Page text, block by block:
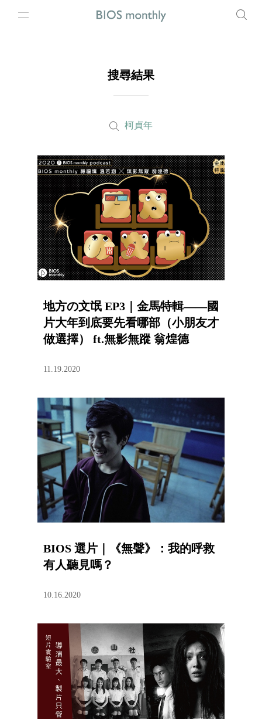
搜尋結果
柯貞年
地方の文氓 EP3｜金馬特輯——國
片大年到底要先看哪部（小朋友才
做選擇） ft.無影無蹤 翁煌德
11.19.2020
BIOS 選片｜《無聲》：我的呼救
有人聽見嗎？
10.16.2020